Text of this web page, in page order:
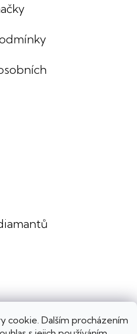
cookie. Dalším procházením